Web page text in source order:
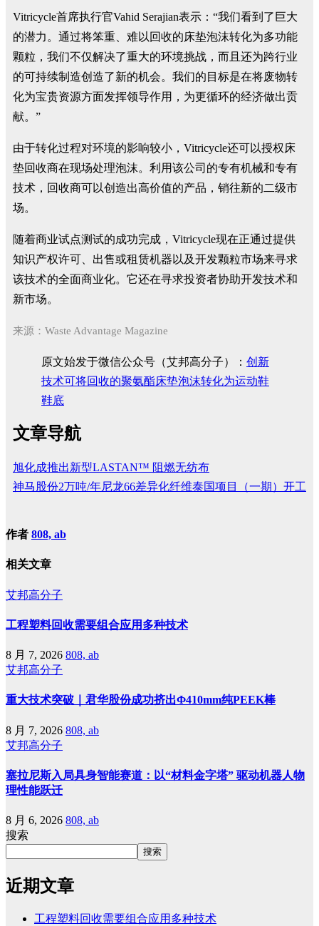
Vitricycle首席执行官Vahid Serajian表示：“我们看到了巨大
的潜力。通过将笨重、难以回收的床垫泡沫转化为多功能
颗粒，我们不仅解决了重大的环境挑战，而且还为跨行业
的可持续制造创造了新的机会。我们的目标是在将废物转
化为宝贵资源方面发挥领导作用，为更循环的经济做出贡
献。”
由于转化过程对环境的影响较小，Vitricycle还可以授权床
垫回收商在现场处理泡沫。利用该公司的专有机械和专有
技术，回收商可以创造出高价值的产品，销往新的二级市
场。
随着商业试点测试的成功完成，Vitricycle现在正通过提供
知识产权许可、出售或租赁机器以及开发颗粒市场来寻求
该技术的全面商业化。它还在寻求投资者协助开发技术和
新市场。
来源：Waste Advantage Magazine
原文始发于微信公众号（艾邦高分子）： 创新
技术可将回收的聚氨酯床垫泡沫转化为运动鞋
鞋底
文章导航
旭化成推出新型LASTAN™ 阻燃无纺布
神马股份2万吨/年尼龙66差异化纤维泰国项目（一期）开工
作者 808, ab
相关文章
艾邦高分子
工程塑料回收需要组合应用多种技术
8 月 7, 2026 808, ab
艾邦高分子
重大技术突破｜君华股份成功挤出Φ410mm纯PEEK棒
8 月 7, 2026 808, ab
艾邦高分子
塞拉尼斯入局具身智能赛道：以“材料金字塔” 驱动机器人物
理性能跃迁
8 月 6, 2026 808, ab
搜索
搜索
近期文章
工程塑料回收需要组合应用多种技术